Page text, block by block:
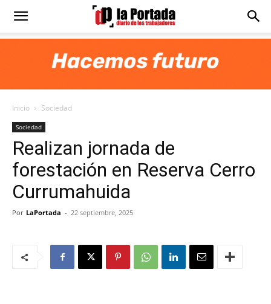
Diario
Portada
Inicio Sociedad
Sociedad
Realizan jornada de
forestación en Reserva Cerro
Currumahuida
Por LaPortada - 22 septiembre, 2025